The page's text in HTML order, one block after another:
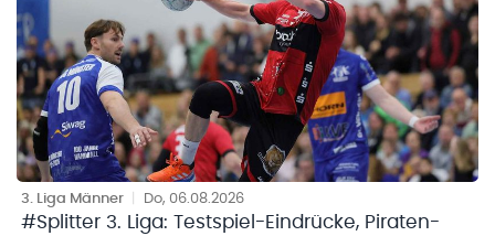
3. Liga Männer Do, 06.08.2026
#Splitter 3. Liga: Testspiel-Eindrücke, Piraten-